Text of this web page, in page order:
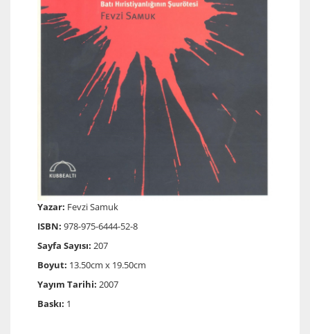
Yazar: Fevzi Samuk
ISBN: 978-975-6444-52-8
Sayfa Sayısı: 207
Boyut: 13.50cm x 19.50cm
Yayım Tarihi: 2007
Baskı: 1